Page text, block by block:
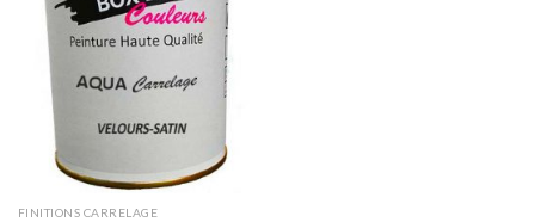
Ajouter
à la
wishlist
FINITIONS CARRELAGE